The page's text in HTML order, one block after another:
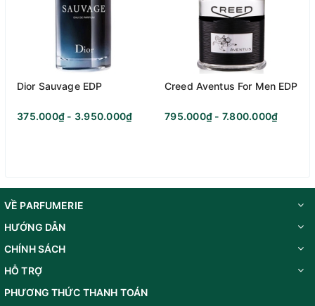
Độ tuổi khuyên
dùng:
Trên 25
Năm ra mắt: 2006
Nồng độ: EDT
Phong cách:
Dior Sauvage EDP
375.000₫ - 3.950.000₫
Creed Aventus For Men EDP
795.000₫ - 7.800.000₫
VỀ PARFUMERIE
HƯỚNG DẪN
CHÍNH SÁCH
HỖ TRỢ
PHƯƠNG THỨC THANH TOÁN